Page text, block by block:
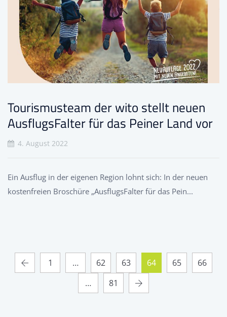
Tourismusteam der wito stellt neuen
AusflugsFalter für das Peiner Land vor
4. August 2022
Ein Ausflug in der eigenen Region lohnt sich: In der neuen
kostenfreien Broschüre „AusflugsFalter für das Pein...
1 … 62 63 64 65
66
…
81